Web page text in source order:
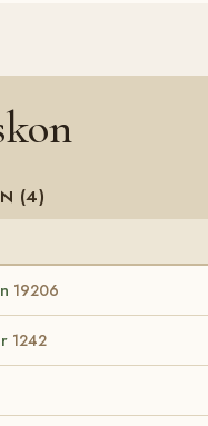
(4)
19206
1242